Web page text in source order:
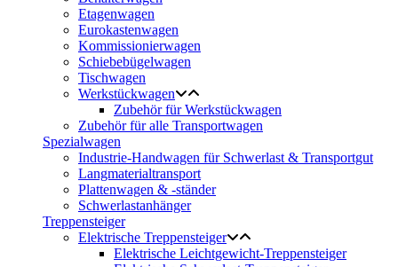
Etagenwagen
Eurokastenwagen
Kommissionierwagen
Schiebebügelwagen
Tischwagen
Werkstückwagen
Zubehör für Werkstückwagen
Zubehör für alle Transportwagen
Spezialwagen
Industrie-Handwagen für Schwerlast & Transportgut
Langmaterialtransport
Plattenwagen & -ständer
Schwerlastanhänger
Treppensteiger
Elektrische Treppensteiger
Elektrische Leichtgewicht-Treppensteiger